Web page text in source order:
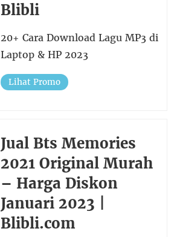
Blibli
20+ Cara Download Lagu MP3 di
Laptop & HP 2023
Lihat Promo
Jual Bts Memories
2021 Original Murah
– Harga Diskon
Januari 2023 |
Blibli.com